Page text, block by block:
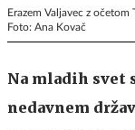
Erazem Valjavec z očetom
Foto: Ana Kovač
Na mladih svet
nedavnem